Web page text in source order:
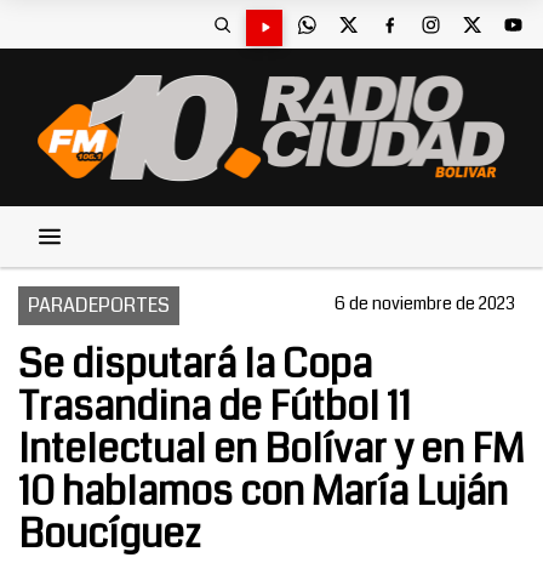
PARADEPORTES 6 de noviembre de 2023
Se disputará la Copa
Trasandina de Fútbol 11
Intelectual en Bolívar y en FM
10 hablamos con María Luján
Boucíguez